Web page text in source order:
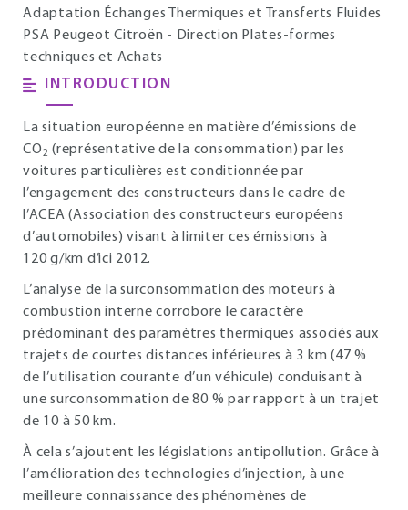
Adaptation Échanges Thermiques et Transferts Fluides
PSA Peugeot Citroën - Direction Plates-formes
techniques et Achats
INTRODUCTION
La situation européenne en matière d’émissions de
CO2 (représentative de la consommation) par les
voitures particulières est conditionnée par
l’engagement des constructeurs dans le cadre de
l’ACEA (Association des constructeurs européens
d’automobiles) visant à limiter ces émissions à
120 g/km d’ici 2012.
L’analyse de la surconsommation des moteurs à
combustion interne corrobore le caractère
prédominant des paramètres thermiques associés aux
trajets de courtes distances inférieures à 3 km (47 %
de l’utilisation courante d’un véhicule) conduisant à
une surconsommation de 80 % par rapport à un trajet
de 10 à 50 km.
À cela s’ajoutent les législations antipollution. Grâce à
l’amélioration des technologies d’injection, à une
meilleure connaissance des phénomènes de